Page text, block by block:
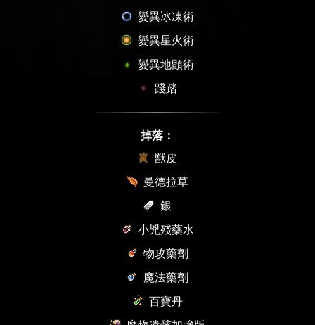
變異冰凍術
變異星火術
變異地顫術
踐踏
掉落：
獸皮
曼德拉草
銀
小兇殘藥水
物攻藥劑
魔法藥劑
百寶丹